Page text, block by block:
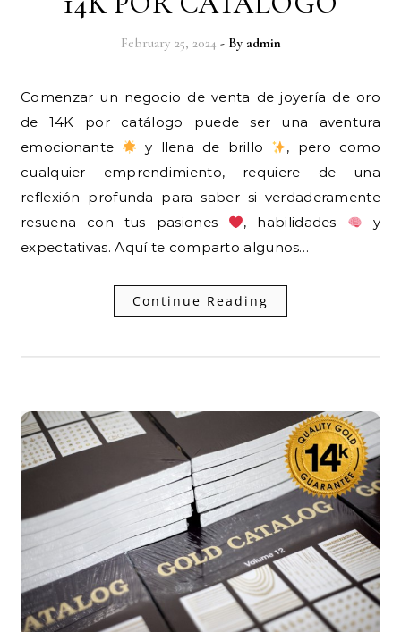
February 25, 2024 - By admin
Comenzar un negocio de venta de joyería de oro
de 14K por catálogo puede ser una aventura
emocionante
y llena de brillo
, pero como
cualquier emprendimiento, requiere de una
reflexión profunda para saber si verdaderamente
resuena con tus pasiones
, habilidades
y
expectativas. Aquí te comparto algunos…
Continue Reading